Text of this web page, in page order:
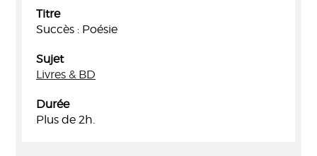
Titre
Succès : Poésie
Sujet
Livres & BD
Durée
Plus de 2h.